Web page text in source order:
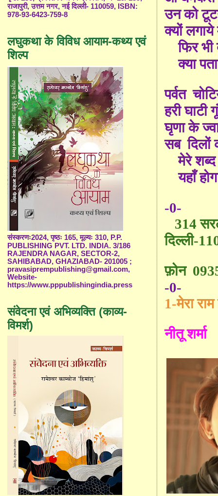
उन को
क्यों
फिर
क्या
पर्वत
हरी घाटी
घृणा के
सब दिलों
मेरे
यहाँ
-0-
314
दिल्ली-
फ़ोन
-0-
1-मेरा
नीतू शर्मा
राजापुरी, उत्तम नगर, नई दिल्ली- 110059, ISBN:
978-93-6423-759-8
लघुकथा के विविध आयाम-कथ्य एवं
शिल्प
संस्करणः2024, पृष्ठः 165, मूल्यः 310, P.P.
PUBLISHING PVT. LTD. INDIA. 3/186
RAJENDRA NAGAR, SECTOR-2,
SAHIBABAD, GHAZIABAD- 201005 ;
pravasiprempublishing@gmail.com,
Website-
https://www.pppublishingindia.press
संवेदना एवं अभिव्यक्ति (काव्य-
विमर्श)